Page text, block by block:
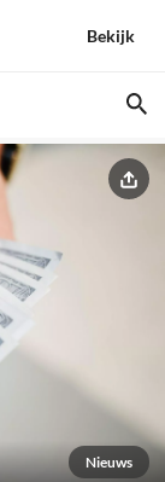
Bekijk
Nieuws